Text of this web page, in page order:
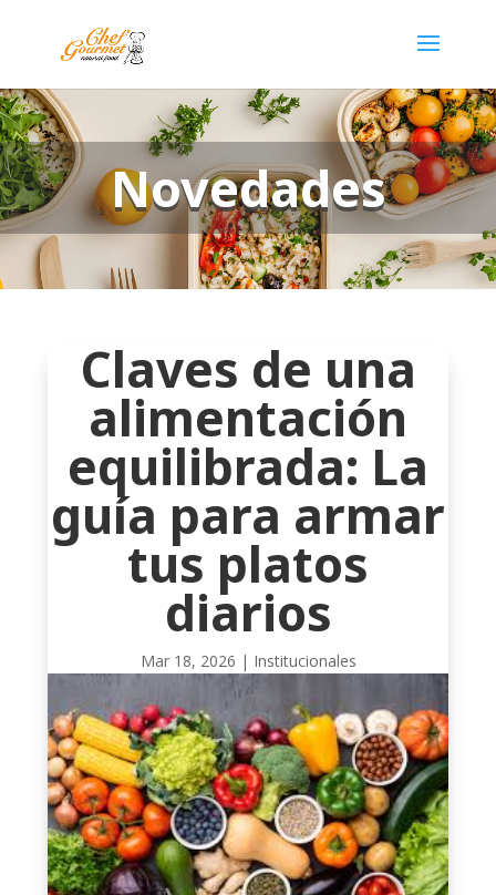
Novedades
Claves de una
alimentación
equilibrada: La
guía para armar
tus platos
diarios
Mar 18, 2026 | Institucionales